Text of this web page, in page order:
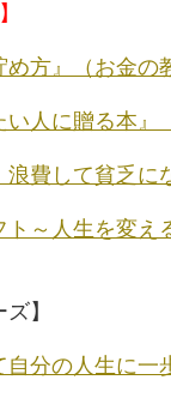
め方』（お金の
い人に贈る本』
浪費して貧乏に
ト～人生を変
】
自分の人生に